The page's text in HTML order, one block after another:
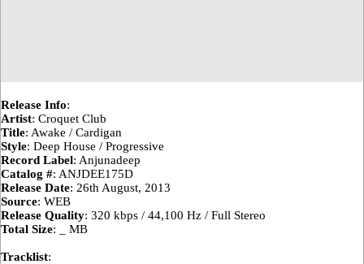
Release Info:
Artist: Croquet Club
Title: Awake / Cardigan
Style: Deep House / Progressive
Record Label: Anjunadeep
Catalog #: ANJDEE175D
Release Date: 26th August, 2013
Source: WEB
Release Quality: 320 kbps / 44,100 Hz / Full Stereo
Total Size: _ MB
Tracklist: